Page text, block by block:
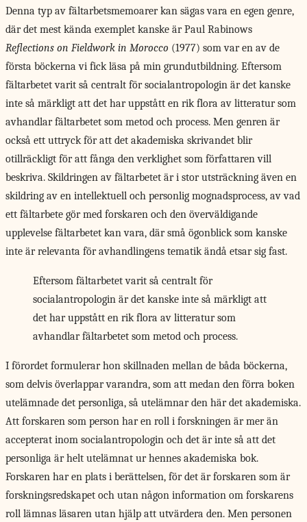
Denna typ av fältarbetsmemoarer kan sägas vara en egen genre,
där det mest kända exemplet kanske är Paul Rabinows
Reflections on Fieldwork in Morocco (1977) som var en av de
första böckerna vi fick läsa på min grundutbildning. Eftersom
fältarbetet varit så centralt för socialantropologin är det kanske
inte så märkligt att det har uppstått en rik flora av litteratur som
avhandlar fältarbetet som metod och process. Men genren är
också ett uttryck för att det akademiska skrivandet blir
otillräckligt för att fånga den verklighet som författaren vill
beskriva. Skildringen av fältarbetet är i stor utsträckning även en
skildring av en intellektuell och personlig mognadsprocess, av vad
ett fältarbete gör med forskaren och den överväldigande
upplevelse fältarbetet kan vara, där små ögonblick som kanske
inte är relevanta för avhandlingens tematik ändå etsar sig fast.
Eftersom fältarbetet varit så centralt för
socialantropologin är det kanske inte så märkligt att
det har uppstått en rik flora av litteratur som
avhandlar fältarbetet som metod och process.
I förordet formulerarhon skillnaden mellan de båda böckerna,
som delvis överlappar varandra, som att medan den förra boken
utelämnade det personliga, så utelämnar den här det akademiska.
Att forskaren som person har en roll i forskningen är mer än
accepterat inom socialantropologin och det är inte så att det
personliga är helt utelämnat ur hennes akademiska bok.
Forskaren har en plats i berättelsen, för det är forskaren som är
forskningsredskapet och utan någon information om forskarens
roll lämnas läsaren utan hjälp att utvärdera den. Men personen